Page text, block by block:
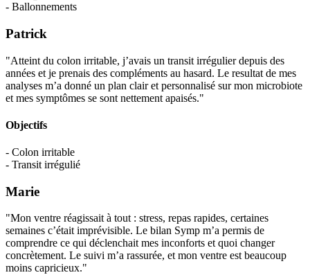
- Ballonnements
Patrick
"Atteint du colon irritable, j’avais un transit irrégulier depuis des
années et je prenais des compléments au hasard. Le resultat de mes
analyses m’a donné un plan clair et personnalisé sur mon microbiote
et mes symptômes se sont nettement apaisés."
Objectifs
- Colon irritable
- Transit irrégulié
Marie
"Mon ventre réagissait à tout : stress, repas rapides, certaines
semaines c’était imprévisible. Le bilan Symp m’a permis de
comprendre ce qui déclenchait mes inconforts et quoi changer
concrètement. Le suivi m’a rassurée, et mon ventre est beaucoup
moins capricieux."